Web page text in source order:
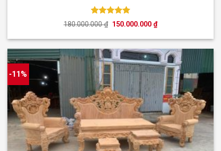
Được xếp
hạng
5 sao
180.000.000₫ Giá
là:
150.000.000₫Giá
hiện
tại
150.000.000 ₫.
-11%